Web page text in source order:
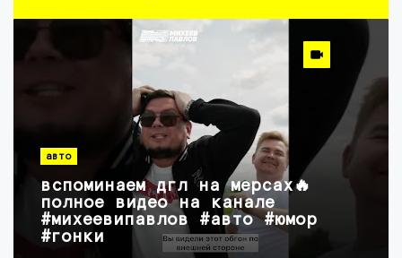
авто
вспоминаем дгл на мерсах🔥
полное видео на канале
#михеевипавлов #авто #юмор
#гонки